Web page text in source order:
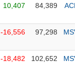
10,407 84,389
-16,556 97,298
-18,482 102,652